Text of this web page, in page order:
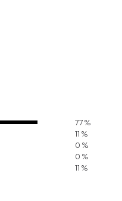
77 %
11 %
0 %
0 %
11 %